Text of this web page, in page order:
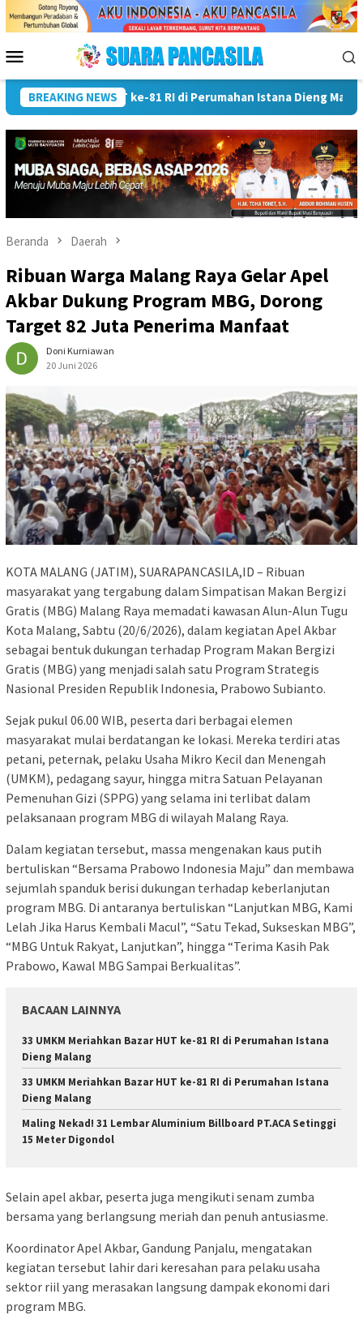
Menu
Mobile
BREAKING NEWS
Wali Kota Lubuk Linggau Kukuhkan Pramuka Garuda dan
Beranda Daerah
Ribuan Warga Malang Raya Gelar Apel
Akbar Dukung Program MBG, Dorong
Target 82 Juta Penerima Manfaat
Doni Kurniawan
20 Juni 2026
KOTA MALANG (JATIM), SUARAPANCASILA,ID – Ribuan
masyarakat yang tergabung dalam Simpatisan Makan Bergizi
Gratis (MBG) Malang Raya memadati kawasan Alun-Alun Tugu
Kota Malang, Sabtu (20/6/2026), dalam kegiatan Apel Akbar
sebagai bentuk dukungan terhadap Program Makan Bergizi
Gratis (MBG) yang menjadi salah satu Program Strategis
Nasional Presiden Republik Indonesia, Prabowo Subianto.
Sejak pukul 06.00 WIB, peserta dari berbagai elemen
masyarakat mulai berdatangan ke lokasi. Mereka terdiri atas
petani, peternak, pelaku Usaha Mikro Kecil dan Menengah
(UMKM), pedagang sayur, hingga mitra Satuan Pelayanan
Pemenuhan Gizi (SPPG) yang selama ini terlibat dalam
pelaksanaan program MBG di wilayah Malang Raya.
Dalam kegiatan tersebut, massa mengenakan kaus putih
bertuliskan “Bersama Prabowo Indonesia Maju” dan membawa
sejumlah spanduk berisi dukungan terhadap keberlanjutan
program MBG. Di antaranya bertuliskan “Lanjutkan MBG, Kami
Lelah Jika Harus Kembali Macul”, “Satu Tekad, Sukseskan MBG”,
“MBG Untuk Rakyat, Lanjutkan”, hingga “Terima Kasih Pak
Prabowo, Kawal MBG Sampai Berkualitas”.
BACAAN LAINNYA
33 UMKM Meriahkan Bazar HUT ke-81 RI di Perumahan Istana
Dieng Malang
33 UMKM Meriahkan Bazar HUT ke-81 RI di Perumahan Istana
Dieng Malang
Maling Nekad! 31 Lembar Aluminium Billboard PT.ACA Setinggi
15 Meter Digondol
Selain apel akbar, peserta juga mengikuti senam zumba
bersama yang berlangsung meriah dan penuh antusiasme.
Koordinator Apel Akbar, Gandung Panjalu, mengatakan
kegiatan tersebut lahir dari keresahan para pelaku usaha
sektor riil yang merasakan langsung dampak ekonomi dari
program MBG.